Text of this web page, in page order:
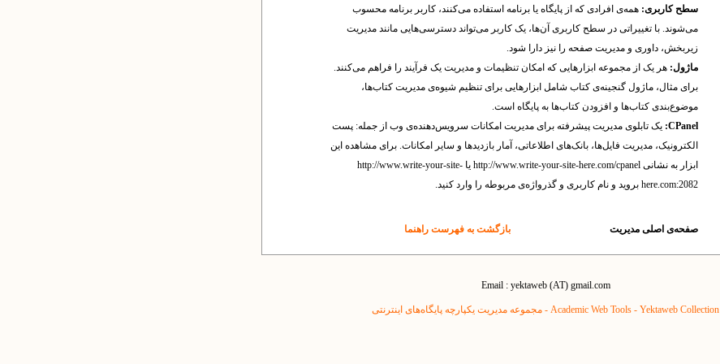
سطح کاربری: همه‌ی افرادی که از پایگاه یا برنامه استفاده می‌کنند، کاربر برنامه محسوب
می‌شوند. با تغییراتی در سطح کاربری آن‌ها، یک کاربر می‌تواند دسترسی‌هایی مانند مدیریت
زیربخش، داوری و مدیریت صفحه را نیز دارا شود.
ماژول: هر یک از مجموعه ابزارهایی که امکان تنظیمات و مدیریت یک فرآیند را فراهم می‌کنند.
برای مثال، ماژول گنجینه‌ی کتاب شامل ابزارهایی برای تنظیم شیوه‌ی مدیریت کتاب‌ها،
موضوع‌بندی کتاب‌ها و افزودن کتاب‌ها به پایگاه است.
CPanel: یک تابلوی مدیریت پیشرفته برای مدیریت امکانات سرویس‌دهنده‌ی وب از جمله: پست
الکترونیک، مدیریت فایل‌ها، بانک‌های اطلاعاتی، آمار بازدید‌ها و سایر امکانات. برای مشاهده این
ابزار به نشانی http://www.write-your-site-here.com/cpanel یا http://www.write-your-site-
here.com:2082 بروید و نام کاربری و گذرواژه‌ی مربوطه را وارد کنید.
صفحه‌ی اصلی مدیریت بازگشت به فهرست راهنما
Email : yektaweb (AT) gmail.com
Academic Web Tools - Yektaweb Collection - مجموعه مدیریت یکپارچه پایگاه‌های اینترنتی